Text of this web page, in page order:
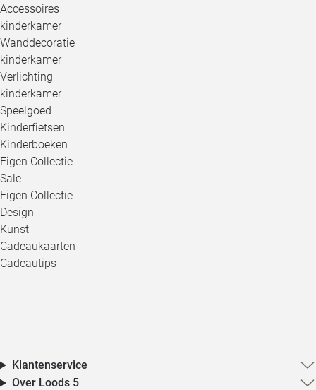
Accessoires
kinderkamer
Wanddecoratie
kinderkamer
Verlichting
kinderkamer
Speelgoed
Kinderfietsen
Kinderboeken
Eigen Collectie
Sale
Eigen Collectie
Design
Kunst
Cadeaukaarten
Cadeautips
Klantenservice
Over Loods 5